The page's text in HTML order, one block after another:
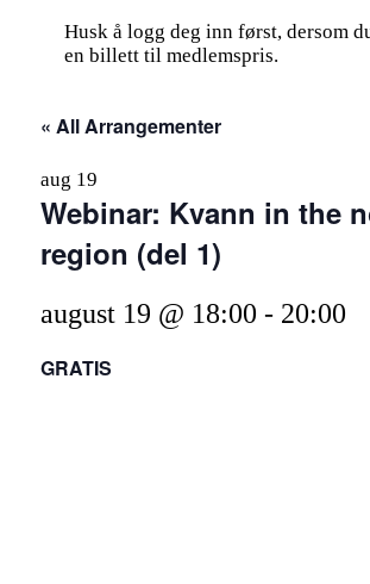
Husk å logg deg inn først, dersom
en billett til medlemspris.
« All Arrangementer
aug 19
Webinar: Kvann in the
region (del 1)
august 19 @ 18:00 - 20:00
GRATIS